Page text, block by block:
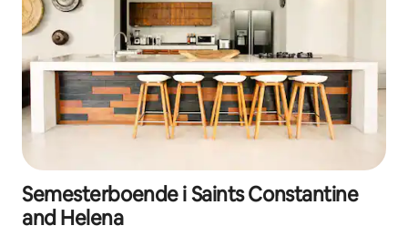
Semesterboende i Saints Constantine
and Helena